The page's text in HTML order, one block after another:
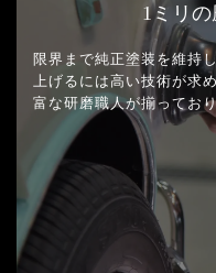
1ミリ
限界まで純正塗装を維持
上げるには高い技術が求
富な研磨職人が揃ってお